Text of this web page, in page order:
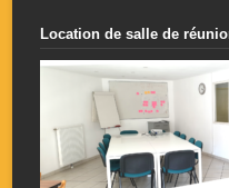
Location de salle de